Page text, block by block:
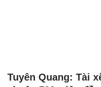
Tuyên Quang: Tài